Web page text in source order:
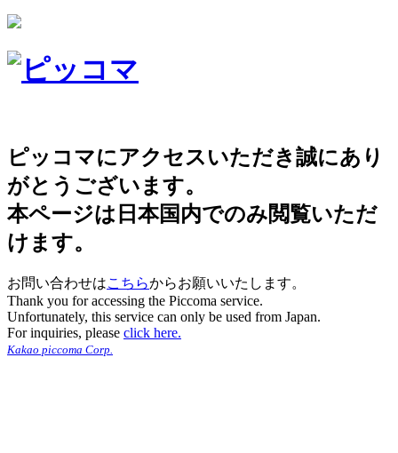
ピッコマにアクセスいただき誠にあり
がとうございます。
本ページは日本国内でのみ閲覧いただ
けます。
お問い合わせはこちらからお願いいたします。
Thank you for accessing the Piccoma service.
Unfortunately, this service can only be used from Japan.
For inquiries, please click here.
Kakao piccoma Corp.